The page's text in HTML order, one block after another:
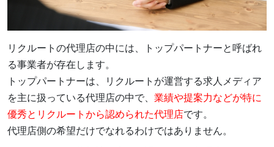
リクルートの代理店の中には、トップパートナーと呼ばれ
る事業者が存在します。
トップパートナーは、リクルートが運営する求人メディア
を主に扱っている代理店の中で、 業績や提案力などが特に
優秀とリクルートから認められた代理店です。
代理店側の希望だけでなれるわけではありません。